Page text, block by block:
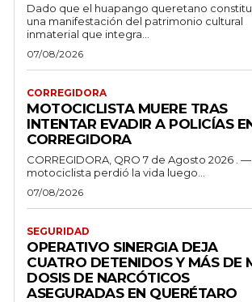
Dado que el huapango queretano
una manifestación del patrimonio cultural
inmaterial que integra...
07/08/2026
CORREGIDORA
MOTOCICLISTA MUERE TRAS
INTENTAR EVADIR A POLICÍAS
CORREGIDORA
CORREGIDORA, QRO 7 de Agosto 2026 .
motociclista perdió la vida luego...
07/08/2026
SEGURIDAD
OPERATIVO SINERGIA DEJA
CUATRO DETENIDOS Y MÁS DE
DOSIS DE NARCÓTICOS
ASEGURADAS EN QUERÉTARO